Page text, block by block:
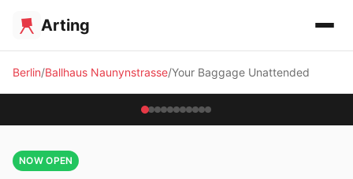
Arting
Berlin Ballhaus Naunynstrasse Your Baggage Unattended
NOW OPEN